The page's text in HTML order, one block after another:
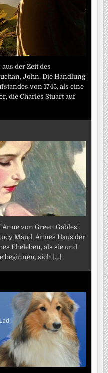
der Zeit des
John. Die Handlung
von 1745, als eine
die Charles Stuart auf
von Green Gables"
Maud. Annes Haus der
Eheleben, als sie und
beginnen, sich [...]